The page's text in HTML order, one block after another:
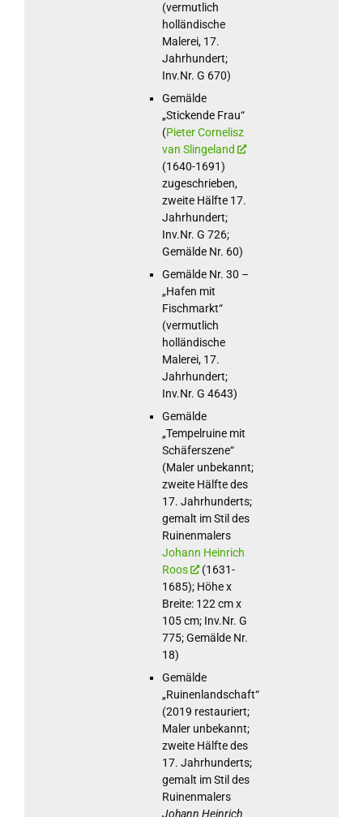
(vermutlich
holländische
Malerei, 17.
Jahrhundert;
Inv.Nr. G 670)
Gemälde
„Stickende Frau“
(Pieter Cornelisz
van Slingeland
(1640-1691)
zugeschrieben,
zweite Hälfte 17.
Jahrhundert;
Inv.Nr. G 726;
Gemälde Nr. 60)
Gemälde Nr. 30 –
„Hafen mit
Fischmarkt“
(vermutlich
holländische
Malerei, 17.
Jahrhundert;
Inv.Nr. G 4643)
Gemälde
„Tempelruine mit
Schäferszene“
(Maler unbekannt;
zweite Hälfte des
17. Jahrhunderts;
gemalt im Stil des
Ruinenmalers
Johann Heinrich
Roos
(1631-
1685); Höhe x
Breite: 122 cm x
105 cm; Inv.Nr. G
775; Gemälde Nr.
18)
Gemälde
„Ruinenlandschaft“
(2019 restauriert;
Maler unbekannt;
zweite Hälfte des
17. Jahrhunderts;
gemalt im Stil des
Ruinenmalers
Johann Heinrich